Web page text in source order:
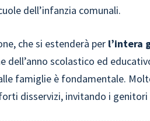
dell’infanzia comunali.
che si estenderà per l’intera
dell’anno scolastico ed
famiglie è fondamentale.
disservizi, invitando i